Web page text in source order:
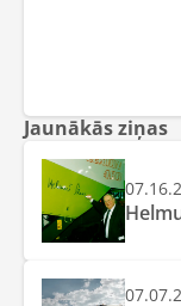
Jaunākās ziņas